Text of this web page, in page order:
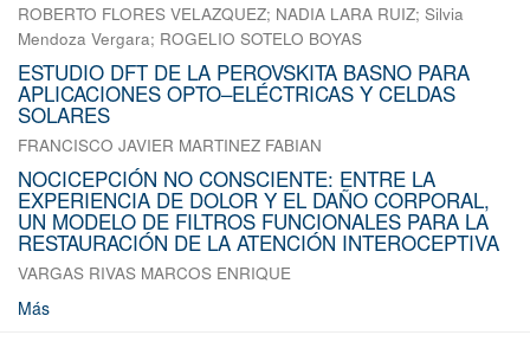
ROBERTO FLORES VELAZQUEZ; NADIA LARA RUIZ; Silvia
Mendoza Vergara; ROGELIO SOTELO BOYAS
ESTUDIO DFT DE LA PEROVSKITA BASNO PARA
APLICACIONES OPTO–ELÉCTRICAS Y CELDAS
SOLARES
FRANCISCO JAVIER MARTINEZ FABIAN
NOCICEPCIÓN NO CONSCIENTE: ENTRE LA
EXPERIENCIA DE DOLOR Y EL DAÑO CORPORAL,
UN MODELO DE FILTROS FUNCIONALES PARA LA
RESTAURACIÓN DE LA ATENCIÓN INTEROCEPTIVA
VARGAS RIVAS MARCOS ENRIQUE
Más